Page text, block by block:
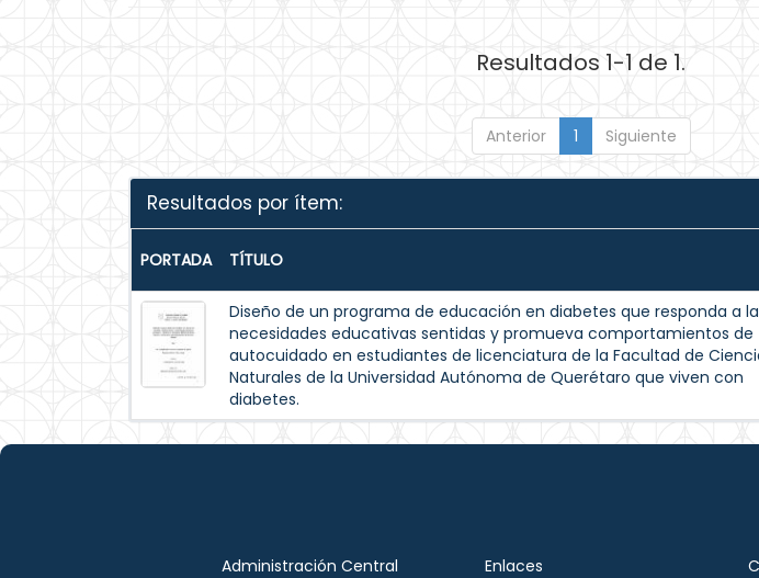
Resultados 1-1 de 1.
Anterior 1 Siguiente
Resultados por ítem:
PORTADA TÍTULO
Diseño de un programa de educación en diabetes que responda a
necesidades educativas sentidas y promueva comportamientos de
autocuidado en estudiantes de licenciatura de la Facultad de
Naturales de la Universidad Autónoma de Querétaro que viven con
diabetes.
Administración Central
Enlaces